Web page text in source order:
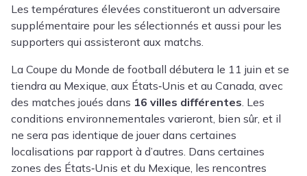
Les températures élevées constitueront un adversaire
supplémentaire pour les sélectionnés et aussi pour les
supporters qui assisteront aux matchs.
La Coupe du Monde de football débutera le 11 juin et se
tiendra au Mexique, aux États‑Unis et au Canada, avec
des matches joués dans 16 villes différentes . Les
conditions environnementales varieront, bien sûr, et il
ne sera pas identique de jouer dans certaines
localisations par rapport à d’autres. Dans certaines
zones des États‑Unis et du Mexique, les rencontres